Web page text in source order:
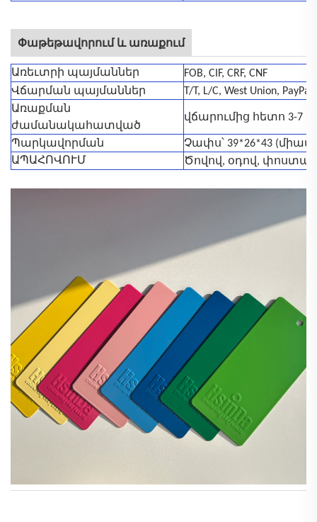
Փաթեթավորում և առաքում
Առեւտրի պայմաններ
FOB, CIF, CRF, CNF
Վճարման պայմաններ
T/T, L/C, West Union,
Առաքման
ժամանակահատված
վճարումից հետո 3-7
Պարկավորման
Չափս՝ 39*26*43
ԱՊԱՀՈՎՈՒՄ
Ծովով, օդով,